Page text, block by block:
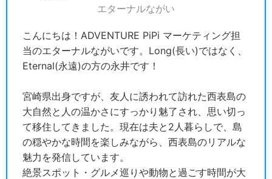
エターナルながい
こんにちは！ADVENTURE PiPi マーケティング担
当のエターナルながいです。Long(長い)ではなく、
Eternal(永遠)の方の永井です！
宮崎県出身ですが、友人に誘われて訪れた西表島の
大自然と人の温かさにすっかり魅了され、思い切っ
て移住してきました。現在は夫と2人暮らしで、島
の穏やかな時間を楽しみながら、西表島のリアルな
魅力を発信しています。
絶景スポット・グルメ巡りや動物と過ごす時間が大